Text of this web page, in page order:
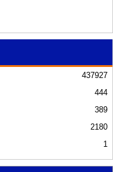
437927
444
389
2180
1